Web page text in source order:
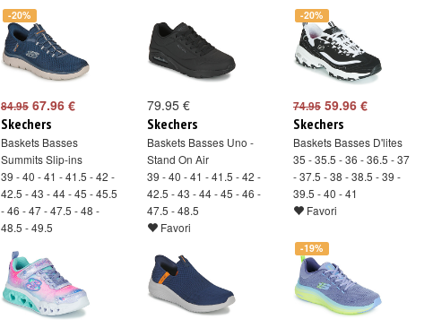
-20%
84.95 67.96 €
Skechers
Baskets Basses
Summits Slip-ins
39 - 40 - 41 - 41.5 - 42 -
42.5 - 43 - 44 - 45 - 45.5
- 46 - 47 - 47.5 - 48 -
48.5 - 49.5
79.95 €
Skechers
Baskets Basses Uno -
Stand On Air
39 - 40 - 41 - 41.5 - 42 -
42.5 - 43 - 44 - 45 - 46 -
47.5 - 48.5
Favori
-20%
74.95 59.96 €
Skechers
Baskets Basses D'lites
35 - 35.5 - 36 - 36.5 - 37
- 37.5 - 38 - 38.5 - 39 -
39.5 - 40 - 41
Favori
-19%